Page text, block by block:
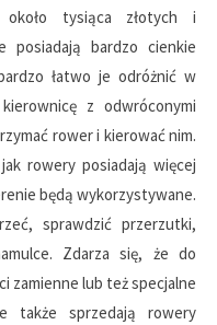
tysiąca złotych i
posiadają bardzo cienkie
łatwo je odróżnić w
z odwróconymi
rower i kierować nim.
rowery posiadają więcej
będą wykorzystywane.
sprawdzić przerzutki,
Zdarza się, że do
zamienne lub też specjalne
także sprzedają rowery